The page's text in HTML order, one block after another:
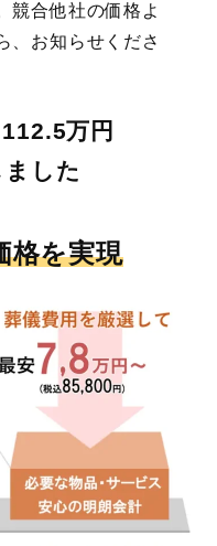
競合他社の価格よ
、お知らせくださ
万円
ました
格を実現